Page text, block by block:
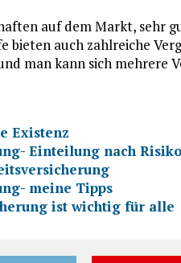
auf dem Markt, sehr
bieten auch zahlreiche
man kann sich mehrere
Existenz
Einteilung nach Risiko
meine Tipps
ist wichtig für alle